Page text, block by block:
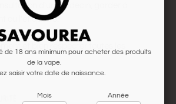
d'un médecin, garder à
ou l'étiquette.
portée des enfants.
et bien respecter toutes les
de 18 ans minimum pour acheter des produits
de la vape.
saisir votre date de naissance.
Mois Année